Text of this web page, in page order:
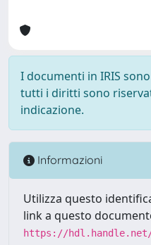
I documenti in IRIS
tutti i diritti sono
indicazione.
Informazioni
Utilizza questo
link a questo
https://hdl.handle.net/